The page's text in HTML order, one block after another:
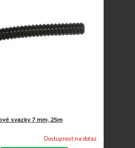
svazky 7 mm, 25m
Dostupnost na dotaz